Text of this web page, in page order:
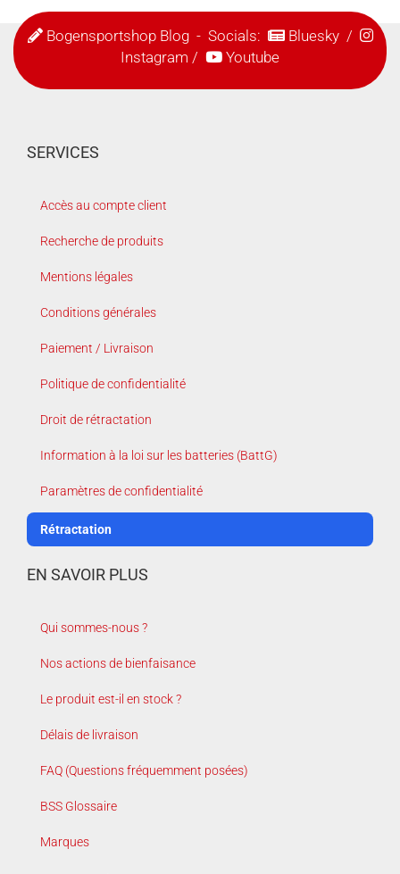
Bogensportshop Blog- Socials: Bluesky/
Instagram / Youtube
SERVICES
Accès au compte client
Recherche de produits
Mentions légales
Conditions générales
Paiement / Livraison
Politique de confidentialité
Droit de rétractation
Information à la loi sur les batteries (BattG)
Paramètres de confidentialité
Rétractation
EN SAVOIR PLUS
Qui sommes-nous ?
Nos actions de bienfaisance
Le produit est-il en stock ?
Délais de livraison
FAQ (Questions fréquemment posées)
BSS Glossaire
Marques